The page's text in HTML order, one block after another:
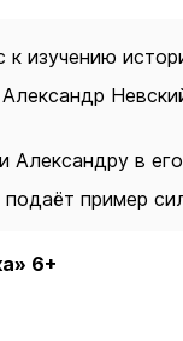
к изучению
Александру в
пример
6+